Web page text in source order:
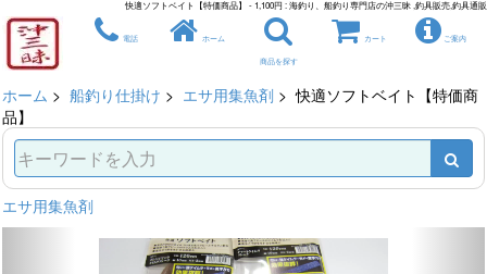
快適ソフトベイト【特価商品】 - 1,100円 : 海釣り、船釣り専門店の沖三昧 ,釣具販売,釣具通販
電話 ホーム
商品を探す
カート ご案内
ホーム > 船釣り仕掛け > エサ用集魚剤 > 快適ソフトベイト【特価商
品】
エサ用集魚剤